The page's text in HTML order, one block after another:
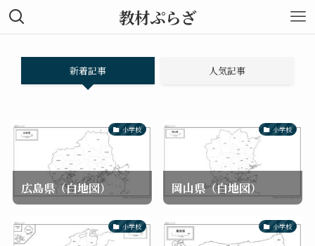
教材ぷらざ
新着記事 人気記事
小学校
広島県（白地図）
小学校
岡山県（白地図）
小学校 小学校